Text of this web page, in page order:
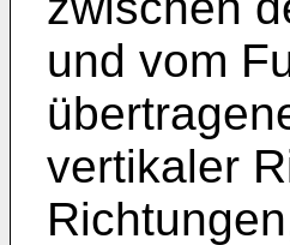
und vom
vertikaler